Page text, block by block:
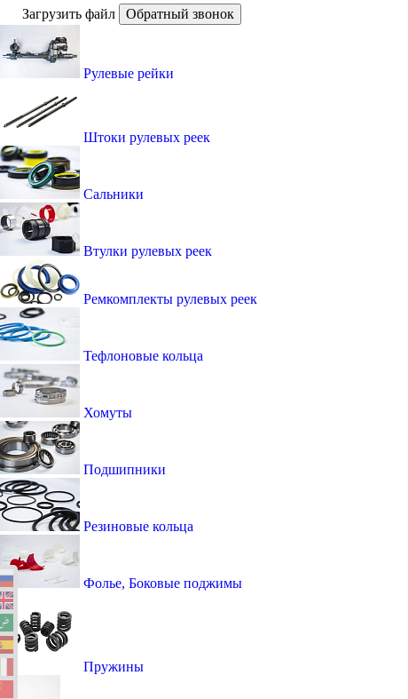
Загрузить файл
Обратный звонок
Рулевые рейки
Штоки рулевых реек
Сальники
Втулки рулевых реек
Ремкомплекты рулевых реек
Тефлоновые кольца
Хомуты
Подшипники
Резиновые кольца
Фолье, Боковые поджимы
Пружины